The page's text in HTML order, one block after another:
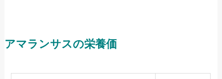
アマランサスの栄養価